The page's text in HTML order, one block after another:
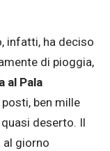
infatti, ha deciso
di pioggia,
al Pala
ben mille
deserto. Il
al giorno